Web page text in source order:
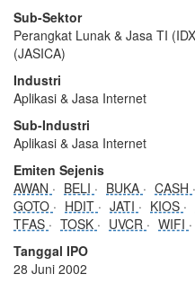
Sub-Sektor
Perangkat Lunak & Jasa TI
(JASICA)
Industri
Aplikasi & Jasa Internet
Sub-Industri
Aplikasi & Jasa Internet
Emiten Sejenis
AWAN
BELI BUKA CASH
GOTO
HDIT JATI KIOS
TFAS
TOSK UVCR
WIFI
Tanggal IPO
28 Juni 2002